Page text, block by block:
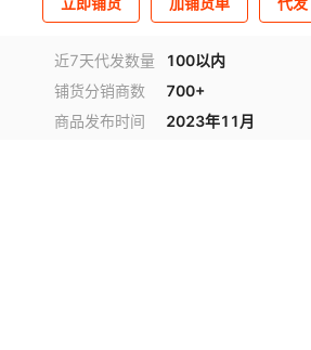
近7天代发数量
100以内
铺货分销商数
700+
商品发布时间 2023年11月